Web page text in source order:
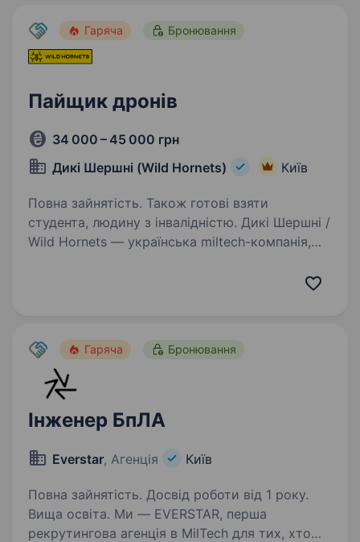
Гаряча Бронювання
Пайщик дронів
34 000 – 45 000 грн
Дикі Шершні (Wild Hornets)
Київ
Повна зайнятість. Також готові взяти
студента, людину з інвалідністю. Дикі Шершні /
Wild Hornets — українська miltech-компанія,
на фронті. Наші системи використовуються
Гаряча Бронювання
Інженер БпЛА
Everstar, Агенція Київ
Повна зайнятість. Досвід роботи від 1 року.
Вища освіта. Ми — EVERSTAR, перша
рекрутингова агенція в MilTech для тих, хто